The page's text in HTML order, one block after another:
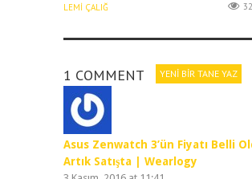
LEMI ÇALIĞ
1 COMMENT YENI BIR TANE YAZ
Asus Zenwatch 3’ün Fiyatı Belli
Artık Satışta | Wearlogy